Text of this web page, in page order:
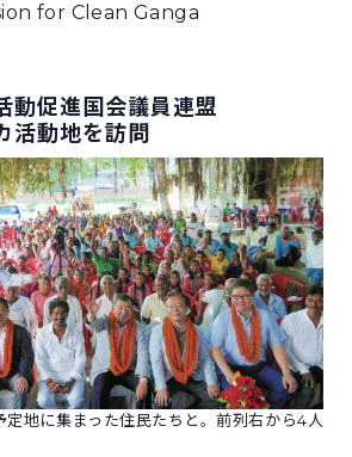
for Clean Ganga
動促進国会議員連盟
活動地を訪問
定地に集まった住民たちと。前列右から4人